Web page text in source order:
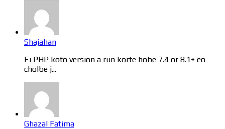
Shajahan
Ei PHP koto version a run korte hobe 7.4 or 8.1+ eo
cholbe j...
Ghazal Fatima